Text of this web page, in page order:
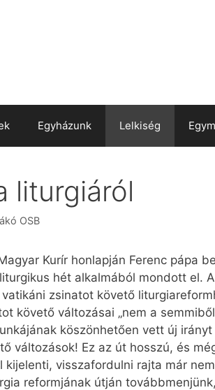
Egyházunk Lelkiség
liturgiáról
OSB
Kurír honlapján Ferenc pápa
hét alkalmából mondott el.
zsinatot követő
követő változásai „nem a
köszönhetően vett új
változások! Ez az út hosszú, és
kijelenti, visszafordulni rajta már
reformjának útján